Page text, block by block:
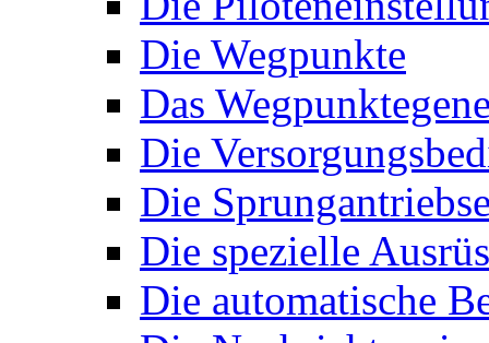
Die Wegpunkte
Das
Die
Die
Die spezielle
Die automatische